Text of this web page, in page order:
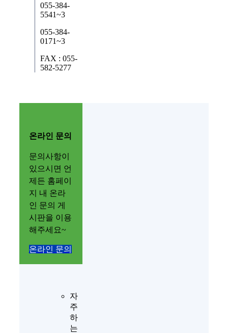
055-384-
5541~3
055-384-
0171~3
FAX : 055-
582-5277
온라인 문의
문의사항이
있으시면 언
제든 홈페이
지 내 온라
인 문의 게
시판을 이용
해주세요~
온라인 문의
자
주
하
는